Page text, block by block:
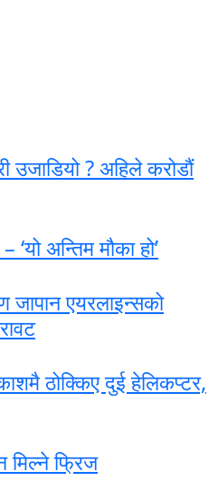
? अहिले करोडाैं
‘यो अन्तिम मौका हो’
जापान एयरलाइन्सको
ठोक्किए दुई हेलिकप्टर,
मिल्ने फ्रिज